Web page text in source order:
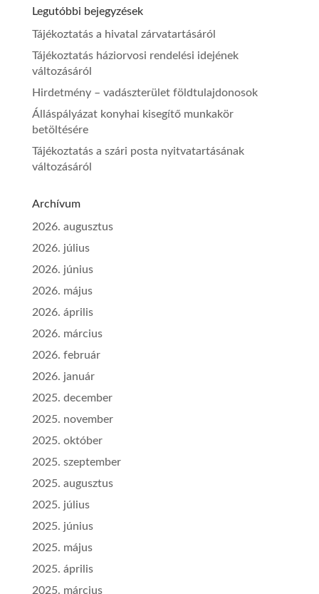
Legutóbbi bejegyzések
Tájékoztatás a hivatal zárvatartásáról
Tájékoztatás háziorvosi rendelési idejének
változásáról
Hirdetmény – vadászterület földtulajdonosok
Álláspályázat konyhai kisegítő munkakör
betöltésére
Tájékoztatás a szári posta nyitvatartásának
változásáról
Archívum
2026. augusztus
2026. július
2026. június
2026. május
2026. április
2026. március
2026. február
2026. január
2025. december
2025. november
2025. október
2025. szeptember
2025. augusztus
2025. július
2025. június
2025. május
2025. április
2025. március